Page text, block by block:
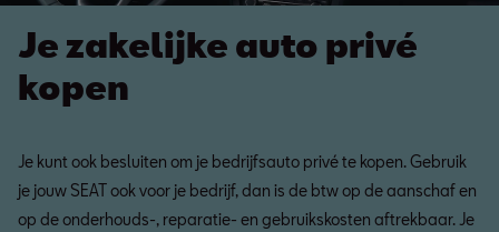
Je zakelijke auto privé
kopen
Je kunt ook besluiten om je bedrijfsauto privé te kopen. Gebruik
je jouw SEAT ook voor je bedrijf, dan is de btw op de aanschaf en
op de onderhouds-, reparatie- en gebruikskosten aftrekbaar. Je